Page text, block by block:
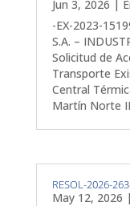
Jun 3, 2026 |
-EX-2023-
S.A. –
Solicitud de
Transporte
Central
Martín Norte
RESOL-2026-
May 12, 2026 |